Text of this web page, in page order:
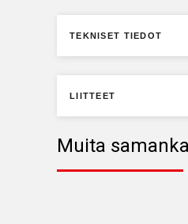
TEKNISET TIEDOT
LIITTEET
Muita